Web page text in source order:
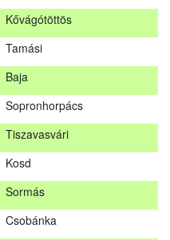
Kővágótöttös
Tamási
Baja
Sopronhorpács
Tiszavasvári
Kosd
Sormás
Csobánka
Egyházasrádóc
Kiskorpád
Kővágótöttös